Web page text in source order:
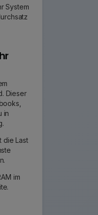
System
Dieser
in
die Last
im